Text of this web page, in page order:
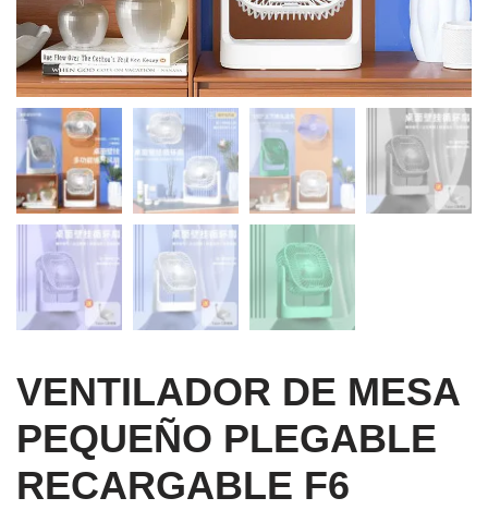
VENTILADOR DE MESA
PEQUEÑO PLEGABLE
RECARGABLE F6